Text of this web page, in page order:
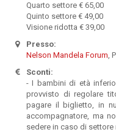
Quarto settore € 65,00
Quinto settore € 49,00
Visione ridotta € 39,00
Presso:
Nelson Mandela Forum,
Sconti:
- I bambini di età
provvisto di regolare
pagare il biglietto, in
accompagnatore, ma
sedere in caso di settore